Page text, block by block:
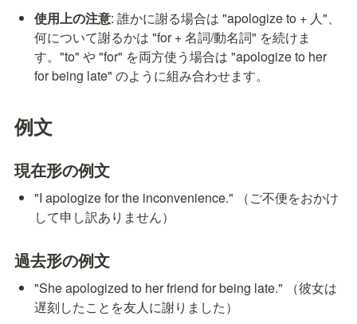
使用上の注意: 誰かに謝る場合は "apologize to + 人"、
何について謝るかは "for + 名詞/動名詞" を続けま
す。"to" や "for" を両方使う場合は "apologize to her
for being late" のように組み合わせます。
例文
現在形の例文
"I apologize for the inconvenience." （ご不便をおかけ
して申し訳ありません）
過去形の例文
"She apologized to her friend for being late." （彼女は
遅刻したことを友人に謝りました）